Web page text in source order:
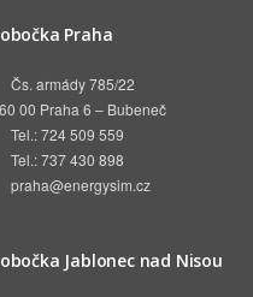
Praha
Čs. armády 785/22
00 Praha 6 – Bubeneč
Tel.: 724 509 559
Tel.: 737 430 898
praha@energysim.cz
Jablonec nad Nisou